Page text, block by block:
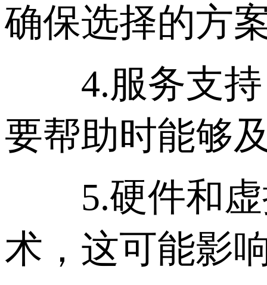
确保选择的方
4.服务支持
要帮助时能够
5.硬件和虚
术，这可能影